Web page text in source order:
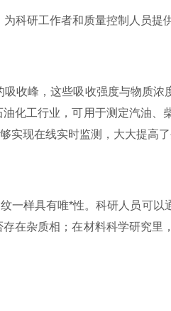
研工作者和质量控制人员提
峰，这些吸收强度与物质浓
化工行业，可用于测定汽油
实现在线实时监测，大大提高
样具有唯*性。科研人员可以
在杂质相；在材料科学研究里